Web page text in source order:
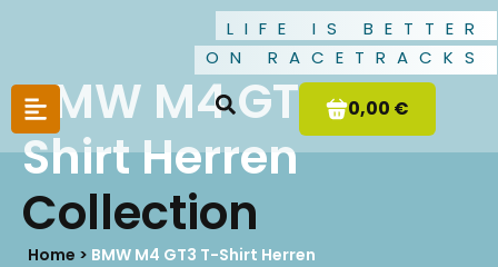
LIFE IS BETTER
ON RACETRACKS
0,00 €
BMW M4 GT3 T-
Shirt Herren
Collection
Home > BMW M4 GT3 T-Shirt Herren